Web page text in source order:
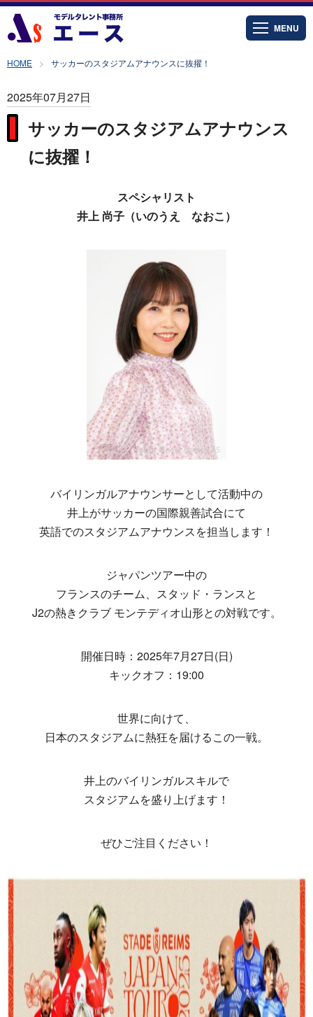
MENU
HOME サッカーのスタジアムアナウンスに抜擢！
2025年07月27日
サッカーのスタジアムアナウンス
に抜擢！
スペシャリスト
井上 尚子（いのうえ なおこ）
バイリンガルアナウンサーとして活動中の
井上がサッカーの国際親善試合にて
英語でのスタジアムアナウンスを担当します！
ジャパンツアー中の
フランスのチーム、スタッド・ランスと
J2の熱きクラブ モンテディオ山形との対戦です。
開催日時：2025年7月27日(日)
キックオフ：19:00
世界に向けて、
日本のスタジアムに熱狂を届けるこの一戦。
井上のバイリンガルスキルで
スタジアムを盛り上げます！
ぜひご注目ください！